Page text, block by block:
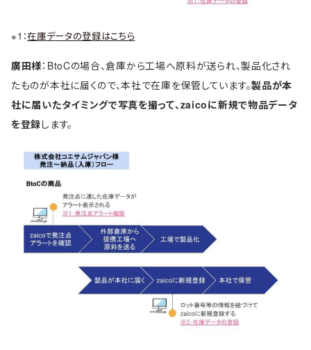
※1：在庫データの登録はこちら
廣田様：BtoCの場合、倉庫から工場へ原料が送られ、製品化され
たものが本社に届くので、本社で在庫を保管しています。製品が本
社に届いたタイミングで写真を撮って、zaicoに新規で物品データ
を登録します。